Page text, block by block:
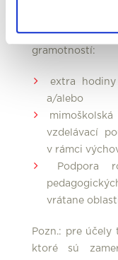
ktoré sú
gramotností:
extra
a/alebo
vzdelávací
v rámci
Podpora
vrátane
Pozn.: pre
ktoré sú